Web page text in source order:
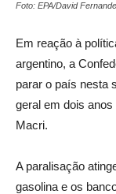
Foto: EPA/David
Em reação à
argentino, a
parar o país nesta
geral em dois
Macri.
A paralisação
gasolina e os